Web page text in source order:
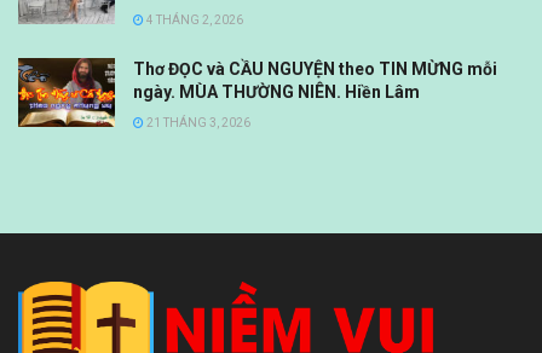
4 THÁNG 2, 2026
Thơ ĐỌC và CẦU NGUYỆN theo TIN MỪNG mỗi
ngày. MÙA THƯỜNG NIÊN. Hiền Lâm
21 THÁNG 3, 2026